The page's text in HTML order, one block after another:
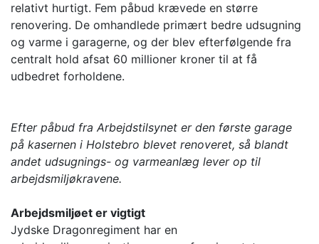
relativt hurtigt. Fem påbud krævede en større
renovering. De omhandlede primært bedre udsugning
og varme i garagerne, og der blev efterfølgende fra
centralt hold afsat 60 millioner kroner til at få
udbedret forholdene.
Efter påbud fra Arbejdstilsynet er den første garage
på kasernen i Holstebro blevet renoveret, så blandt
andet udsugnings- og varmeanlæg lever op til
arbejdsmiljøkravene.
Arbejdsmiljøet er vigtigt
Jydske Dragonregiment har en